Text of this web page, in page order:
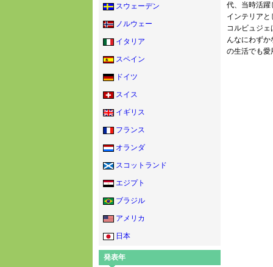
スウェーデン
ノルウェー
イタリア
スペイン
ドイツ
スイス
イギリス
フランス
オランダ
スコットランド
エジプト
ブラジル
アメリカ
日本
発表年
代、当時活躍
インテリアと
コルビュジ
んなにわず
の生活でも愛